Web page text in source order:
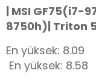
| MSI GF75(i7-
8750h)| Triton
En yüksek:
En yüksek: 8.58